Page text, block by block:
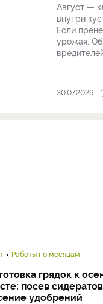
Август —
внутри
Если
урожая.
30.07.2026
Работы по месяцам
грядок к
посев
удобрений